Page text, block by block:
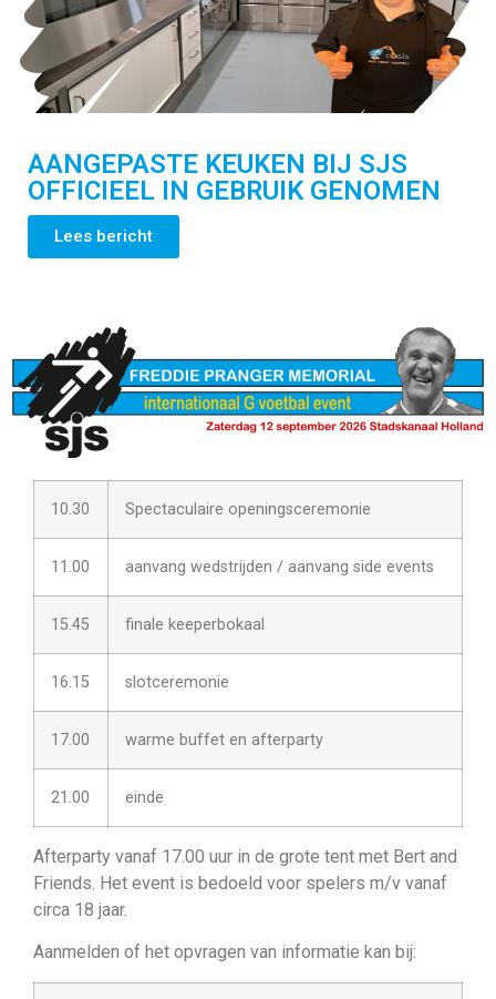
AANGEPASTE KEUKEN BIJ SJS
OFFICIEEL IN GEBRUIK GENOMEN
Lees bericht
10.30 Spectaculaire openingsceremonie
11.00 aanvang wedstrijden / aanvang side events
15.45 finale keeperbokaal
16.15 slotceremonie
17.00 warme buffet en afterparty
21.00 einde
Afterparty vanaf 17.00 uur in de grote tent met Bert and
Friends. Het event is bedoeld voor spelers m/v vanaf
circa 18 jaar.
Aanmelden of het opvragen van informatie kan bij: